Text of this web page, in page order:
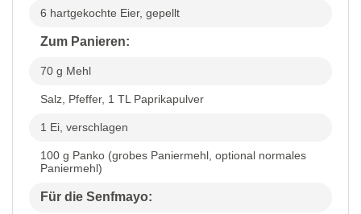
6 hartgekochte Eier, gepellt
Zum Panieren:
70 g Mehl
Salz, Pfeffer, 1 TL Paprikapulver
1 Ei, verschlagen
100 g Panko (grobes Paniermehl, optional normales
Paniermehl)
Für die Senfmayo: